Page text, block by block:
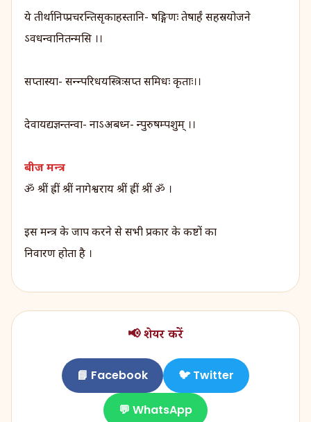
ये तीर्थानिप्प्रचरन्तिसृकाहस्तानि- षङ्गिणः तेषार्हं सहस्रयोजने
ऽवधन्वानितन्मसि ।।
सप्तास्या- सन्न्परिधयस्त्रिःसप्त समिधः कृताः।।
देवायद्यज्ञन्तन्वा- नाऽअबध्न- न्पुरुषम्पशुम् ।।
बीज मन्त्र
ॐ श्रीं ह्रीं श्रीं नागेश्वराय श्रीं ह्रीं श्रीं ॐ ।
इस मन्त्र के जाप करने से सभी प्रकार के कष्टों का
निवारण होता है ।
📢 शेयर करें
📘 Facebook 🐦 Twitter
💬 WhatsApp